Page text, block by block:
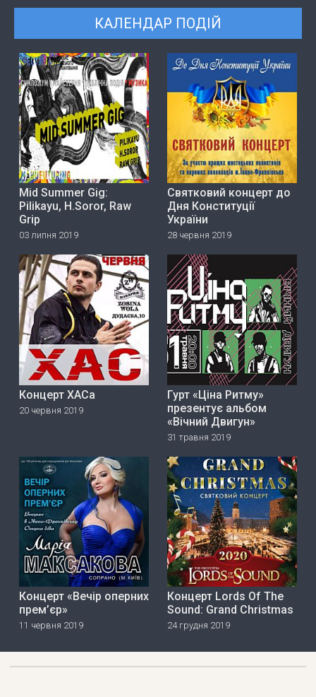
КАЛЕНДАР ПОДІЙ
Mid Summer Gig:
Pilikayu, H.Soror, Raw
Grip
03 липня 2019
Святковий концерт до
Дня Конституції
України
28 червня 2019
Концерт ХАСа
20 червня 2019
Гурт «Ціна Ритму»
прeзeнтує альбом
«Вічний Двигун»
31 травня 2019
Концерт «Вечір оперних
прем’єр»
11 червня 2019
Концерт Lords Of The
Sound: Grand Christmas
24 грудня 2019